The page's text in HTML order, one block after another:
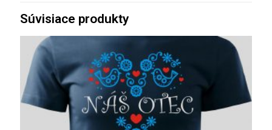
Súvisiace produkty